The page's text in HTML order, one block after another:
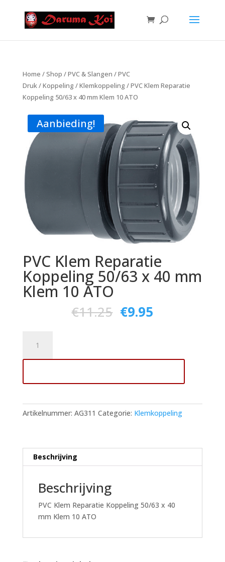
Home /Shop /PVC & Slangen /PVC
Druk/Koppeling /Klemkoppeling / PVC Klem Reparatie
Koppeling 50/63 x 40 mm Klem 10 ATO
Aanbieding!
PVC Klem Reparatie
Koppeling 50/63 x 40 mm
Klem 10 ATO
€11.25 €9.95
Klem
Reparatie
50/63
40
mm
aantal
Artikelnummer: AG311 Categorie: Klemkoppeling
Beschrijving
Beschrijving
PVC Klem Reparatie Koppeling 50/63 x 40
mm Klem 10 ATO